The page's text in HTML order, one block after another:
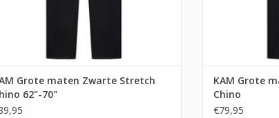
Grote maten Zwarte Stretch
62"-70"
KAM Grote
Chino
€79,95